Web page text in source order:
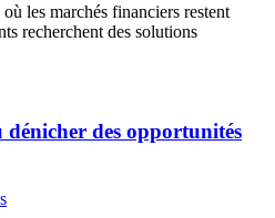
les marchés financiers restent
recherchent des solutions
des opportunités